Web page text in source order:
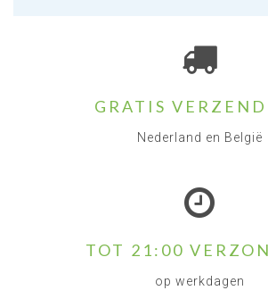
GRATIS
Nederland en België
TOT 21:00
op werkdagen